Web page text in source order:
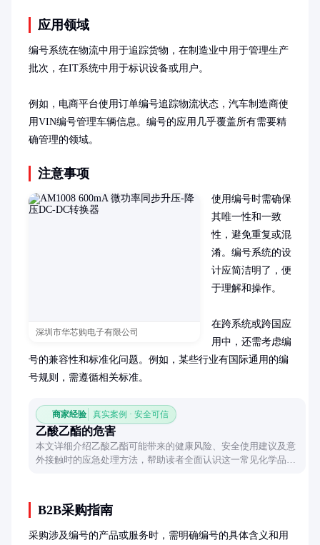
应用领域
编号系统在物流中用于追踪货物，在制造业中用于管理生产
批次，在IT系统中用于标识设备或用户。
例如，电商平台使用订单编号追踪物流状态，汽车制造商使
用VIN编号管理车辆信息。编号的应用几乎覆盖所有需要精
确管理的领域。
注意事项
深圳市华芯购电子有限公司
使用编号时需确保
其唯一性和一致
性，避免重复或混
淆。编号系统的设
计应简洁明了，便
于理解和操作。
在跨系统或跨国应
用中，还需考虑编
号的兼容性和标准化问题。例如，某些行业有国际通用的编
号规则，需遵循相关标准。
商家经验 真实案例 · 安全可信
乙酸乙酯的危害
本文详细介绍乙酸乙酯可能带来的健康风险、安全使用建议及意
外接触时的应急处理方法，帮助读者全面认识这一常见化学品的
B2B采购指南
采购涉及编号的产品或服务时，需明确编号的具体含义和用